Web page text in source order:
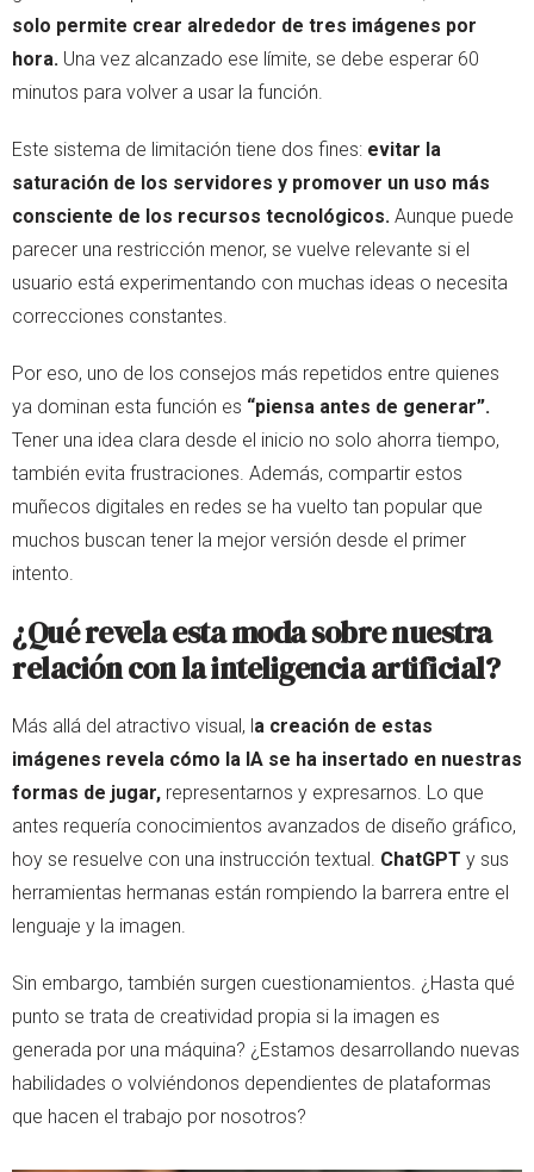
solo permite crear alrededor de tres imágenes por
hora. Una vez alcanzado ese límite, se debe esperar 60
minutos para volver a usar la función.
Este sistema de limitación tiene dos fines: evitar la
saturación de los servidores y promover un uso más
consciente de los recursos tecnológicos. Aunque puede
parecer una restricción menor, se vuelve relevante si el
usuario está experimentando con muchas ideas o necesita
correcciones constantes.
Por eso, uno de los consejos más repetidos entre quienes
ya dominan esta función es “piensa antes de generar”.
Tener una idea clara desde el inicio no solo ahorra tiempo,
también evita frustraciones. Además, compartir estos
muñecos digitales en redes se ha vuelto tan popular que
muchos buscan tener la mejor versión desde el primer
intento.
¿Qué revela esta moda sobre nuestra
relación con la inteligencia artificial?
Más allá del atractivo visual, la creación de estas
imágenes revela cómo la IA se ha insertado en nuestras
formas de jugar, representarnos y expresarnos. Lo que
antes requería conocimientos avanzados de diseño gráfico,
hoy se resuelve con una instrucción textual. ChatGPT y sus
herramientas hermanas están rompiendo la barrera entre el
lenguaje y la imagen.
Sin embargo, también surgen cuestionamientos. ¿Hasta qué
punto se trata de creatividad propia si la imagen es
generada por una máquina? ¿Estamos desarrollando nuevas
habilidades o volviéndonos dependientes de plataformas
que hacen el trabajo por nosotros?